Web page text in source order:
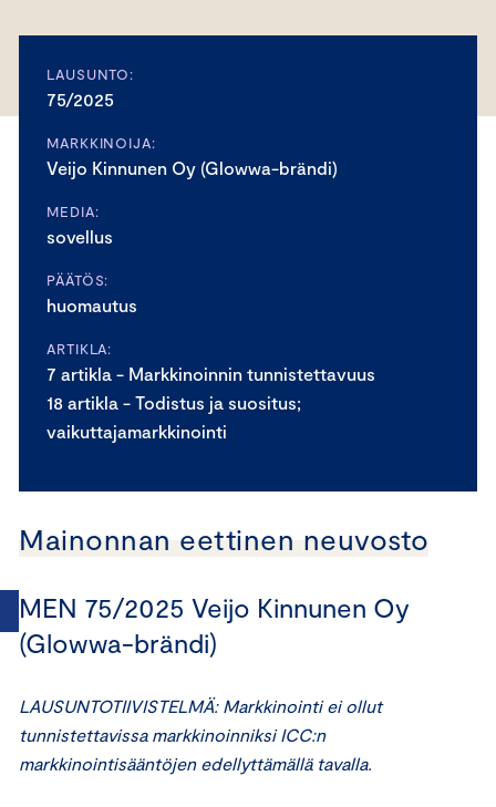
LAUSUNTO:
75/2025
MARKKINOIJA:
Veijo Kinnunen Oy (Glowwa-brändi)
MEDIA:
sovellus
PÄÄTÖS:
huomautus
ARTIKLA:
7 artikla - Markkinoinnin tunnistettavuus
18 artikla - Todistus ja suositus;
vaikuttajamarkkinointi
Mainonnan eettinen neuvosto
MEN 75/2025 Veijo Kinnunen Oy
(Glowwa-brändi)
LAUSUNTOTIIVISTELMÄ: Markkinointi ei ollut
tunnistettavissa markkinoinniksi ICC:n
markkinointisääntöjen edellyttämällä tavalla.